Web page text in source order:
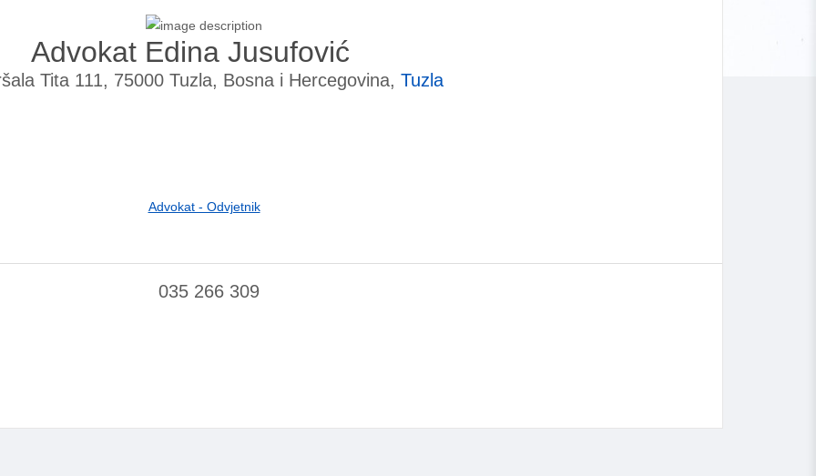
Advokat Edina Jusufović
Tita 111, 75000 Tuzla, Bosna i Hercegovina, Tuzla
Advokat - Odvjetnik
035 266 309